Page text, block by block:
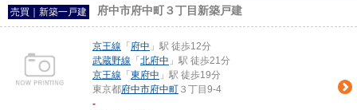
売買｜新築一戸建 府中市府中町３丁目新築戸建
京王線 「 府中 」駅 徒歩12分
武蔵野線 「 北府中 」駅 徒歩21分
京王線 「 東府中 」駅 徒歩19分
東京都府中市府中町 ３丁目9-4
-